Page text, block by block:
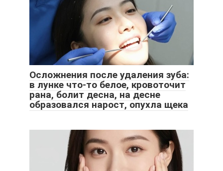
Осложнения после удаления зуба:
в лунке что-то белое, кровоточит
рана, болит десна, на десне
образовался нарост, опухла щека